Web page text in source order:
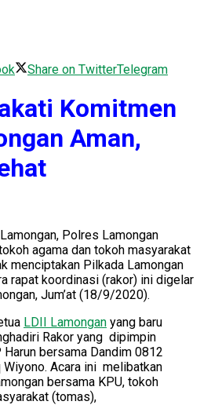
Share on TwitterTelegram
Komitmen
Aman,
Polres Lamongan
agama dan tokoh masyarakat
menciptakan Pilkada Lamongan
rapat koordinasi (rakor) ini digelar
Jum’at (18/9/2020).
LDII Lamongan yang baru
Rakor yang dipimpin
bersama Dandim 0812
Acara ini melibatkan
bersama KPU, tokoh
(tomas),